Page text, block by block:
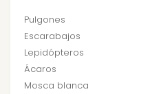
Pulgones
Escarabajos
Lepidópteros
Ácaros
Mosca blanca